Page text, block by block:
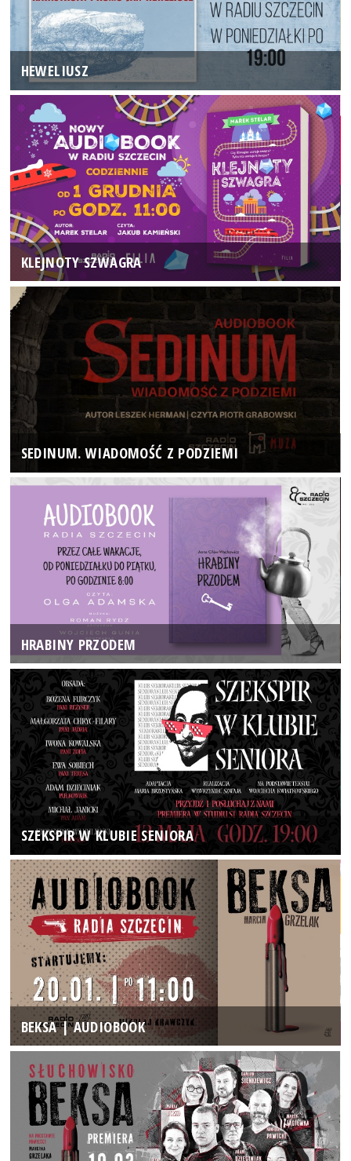
HEWELIUSZ
KLEJNOTY SZWAGRA
SEDINUM. WIADOMOŚĆ Z PODZIEMI
HRABINY PRZODEM
SZEKSPIR W KLUBIE SENIORA
BEKSA | AUDIOBOOK